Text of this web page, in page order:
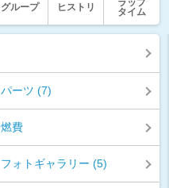
グループ ヒストリ
ラップ
タイム
パーツ (7)
燃費
フォトギャラリー (5)